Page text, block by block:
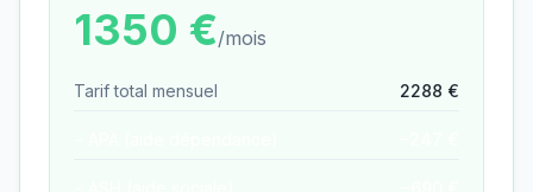
1350 €/mois
Tarif total mensuel 2288 €